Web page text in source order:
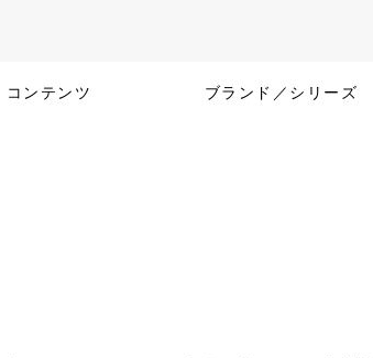
コンテンツ ブランド／シリーズ